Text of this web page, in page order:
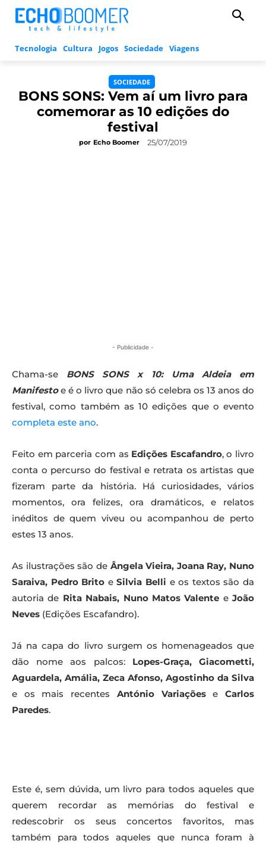
Tecnologia Cultura Jogos Sociedade Viagens
SOCIEDADE
BONS SONS: Vem aí um livro para
comemorar as 10 edições do
festival
por Echo Boomer 25/07/2019
- Publicidade -
Chama-se BONS SONS x 10: Uma Aldeia em
Manifesto e é o livro que não só celebra os 13 anos do
festival, como também as 10 edições que o evento
completa este ano.
Feito em parceria com as Edições Escafandro, o livro
conta o percurso do festival e retrata os artistas que
fizeram parte da história. Há curiosidades, vários
momentos, ora felizes, ora dramáticos, e relatos
inéditos de quem viveu ou acompanhou de perto
estes 13 anos.
As ilustrações são de Ângela Vieira, Joana Ray, Nuno
Saraiva, Pedro Brito eSilvia Belli e os textos são da
autoria de Rita Nabais, Nuno Matos Valente eJoão
Neves (Edições Escafandro).
Já na capa do livro surgem os homenageados que
dão nome aos palcos: Lopes-Graça, Giacometti,
Aguardela, Amália, Zeca Afonso, Agostinho da Silva
e os mais recentes António VariaçõeseCarlos
Paredes.
Este é, sem dúvida, um livro para todos aqueles que
querem recordar as memórias do festival e
redescobrir os seus concertos favoritos, mas
também para todos aqueles que nunca foram à